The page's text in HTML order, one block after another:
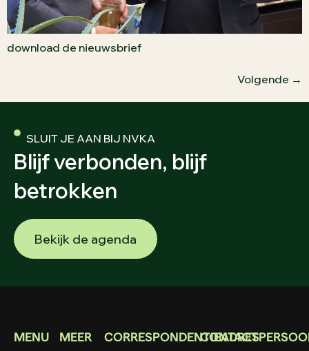
download de nieuwsbrief
Volgende →
SLUIT JE AAN BIJ NVKA
Blijf verbonden, blijf
betrokken
Bekijk de agenda
MENU MEER CORRESPONDENTIEADRES